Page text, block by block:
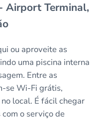
Airport Terminal,
ou aproveite as
uma piscina interna
Entre as
se Wi-Fi grátis,
local. É fácil chegar
o serviço de